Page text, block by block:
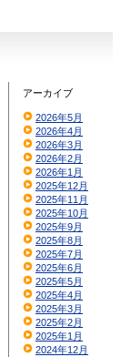
アーカイブ
2026年5月
2026年4月
2026年3月
2026年2月
2026年1月
2025年12月
2025年11月
2025年10月
2025年9月
2025年8月
2025年7月
2025年6月
2025年5月
2025年4月
2025年3月
2025年2月
2025年1月
2024年12月